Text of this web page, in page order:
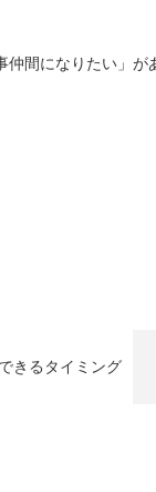
仲間になりたい」が
きるタイミング